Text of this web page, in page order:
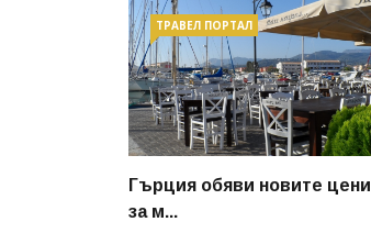
ТРАВЕЛ ПОРТАЛ
Гърция обяви новите цени
за м...